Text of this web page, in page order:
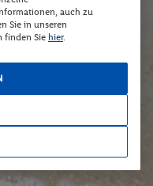
auch zu
Sie in unseren
finden Sie hier.